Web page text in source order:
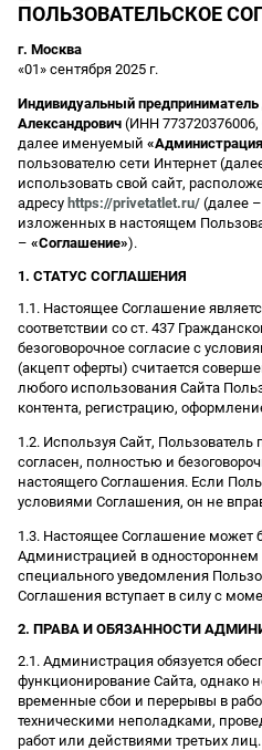
ПОЛЬЗОВАТЕЛЬСКОЕ
г. Москва
«01» сентября 2025 г.
Индивидуальный
Александрович (ИНН
далее именуемый
пользователю сети Интернет
использовать свой сайт,
адресу https://privetatlet.ru/ (далее –
изложенных в настоящем
– «Соглашение»).
1. СТАТУС СОГЛАШЕНИЯ
1.1. Настоящее Соглашение
соответствии со ст. 437
безоговорочное согласие с
(акцепт оферты) считается
любого использования Сайта
контента, регистрацию,
1.2. Используя Сайт,
согласен, полностью и
настоящего Соглашения. Если
условиями Соглашения, он не
1.3. Настоящее Соглашение может
Администрацией в одностороннем
специального уведомления
Соглашения вступает в силу с
2. ПРАВА И ОБЯЗАННОСТИ
2.1. Администрация обязуется
функционирование Сайта, однако
временные сбои и перерывы в
техническими неполадками,
работ или действиями третьих лиц.